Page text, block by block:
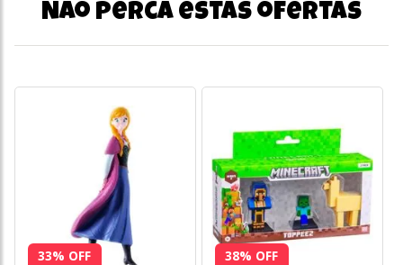
Não perca estas ofertas
33% OFF
38% OFF